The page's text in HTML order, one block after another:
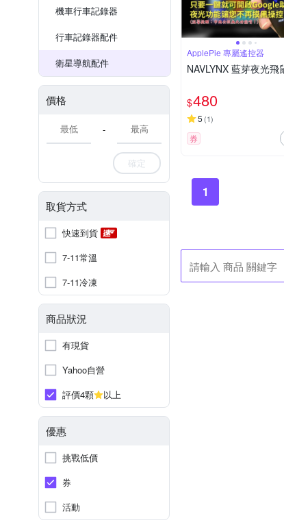
機車行車記錄器
行車記錄器配件
衛星導航配件
價格
-
確定
取貨方式
快速到貨
7-11常溫
7-11冷凍
商品狀況
有現貨
Yahoo自營
評價4顆
以上
優惠
挑戰低價
券
活動
ApplePie 專屬遙控器
NAVLYNX 藍芽夜光飛
$480
5 (1)
券
1